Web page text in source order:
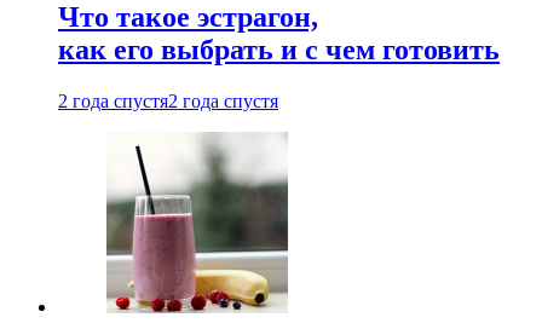
Что такое эстрагон,
как его выбрать и с чем готовить
2 года спустя2 года спустя